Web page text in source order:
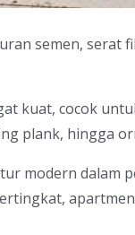
semen, serat
kuat, cocok
plank, hingga
modern dalam